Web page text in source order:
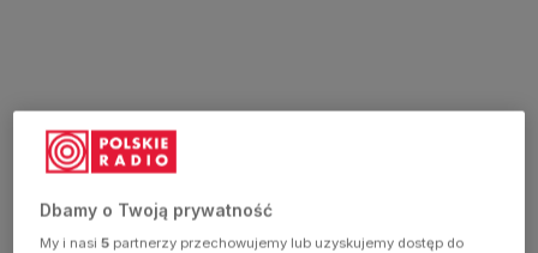
Dbamy o Twoją prywatność
My i nasi5 partnerzy przechowujemy lub uzyskujemy dostęp do